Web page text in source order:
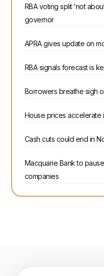
RBA voting split ‘not
governor
APRA gives update on
RBA signals forecast is
Borrowers breathe sigh
House prices accelerate
Cash cuts could end in
Macquarie Bank to
companies